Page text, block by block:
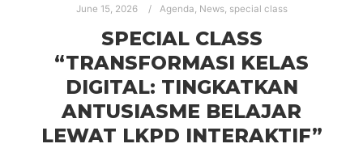
June 15, 2026 Agenda, News, special class
SPECIAL CLASS
“TRANSFORMASI KELAS
DIGITAL: TINGKATKAN
ANTUSIASME BELAJAR
LEWAT LKPD INTERAKTIF”